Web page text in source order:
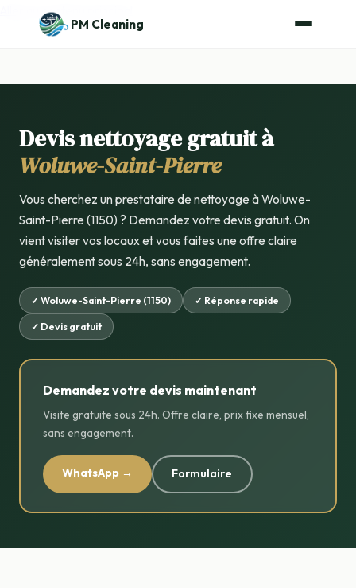
Aller au contenu principal
PM Cleaning
Devis nettoyage gratuit à
Woluwe-Saint-Pierre
Vous cherchez un prestataire de nettoyage à Woluwe-
Saint-Pierre (1150) ? Demandez votre devis gratuit. On
vient visiter vos locaux et vous faites une offre claire
généralement sous 24h, sans engagement.
✓ Woluwe-Saint-Pierre (1150) ✓ Réponse rapide
✓ Devis gratuit
Demandez votre devis maintenant
Visite gratuite sous 24h. Offre claire, prix fixe mensuel,
sans engagement.
WhatsApp → Formulaire